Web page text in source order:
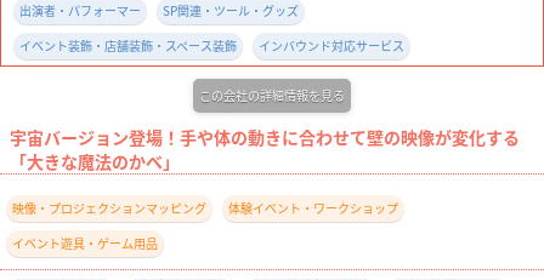
出演者・パフォーマー
SP関連・ツール・グッズ
イベント装飾・店舗装飾・スペース装飾
インバウンド対応サービス
この会社の詳細情報を見る
宇宙バージョン登場！手や体の動きに合わせて壁の映像が変化する
「大きな魔法のかべ」
映像・プロジェクションマッピング
体験イベント・ワークショップ
イベント遊具・ゲーム用品